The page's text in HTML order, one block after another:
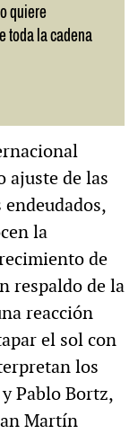
quiere
toda la cadena
ajuste de las
la
de
respaldo de la
reacción
el sol con
los
Pablo Bortz,
Martín